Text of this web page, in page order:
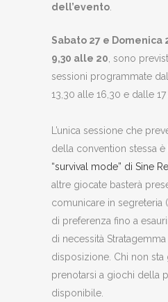
dell’evento
Sabato 27 e Domenica
9,30 alle 20 , sono
sessioni programmate
13,30 alle 16,30 e dalle 17
L’unica sessione che
della convention stessa è
“survival mode” di Sine
altre giocate basterà
comunicare in segreteria
di preferenza fino a
di necessità Stratagemma
disposizione. Chi non
prenotarsi a giochi della
disponibile.